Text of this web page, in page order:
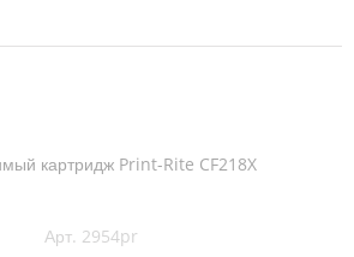
картридж Print-Rite CF218X
Арт. 2954pr